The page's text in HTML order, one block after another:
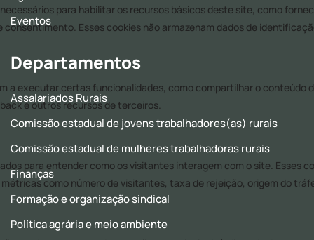
Eventos
Departamentos
Assalariados Rurais
Comissão estadual de jovens trabalhadores(as) rurais
Comissão estadual de mulheres trabalhadoras rurais
Finanças
Formação e organização sindical
Política agrária e meio ambiente